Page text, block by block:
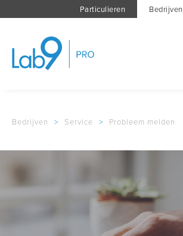
Particulieren Bedrijven
Bedrijven > Service > Probleem melden